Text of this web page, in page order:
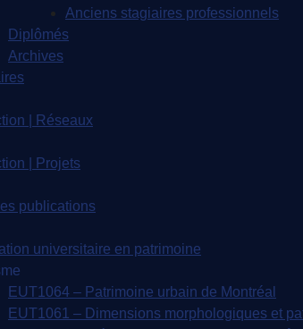
Anciens stagiaires professionnels
Diplômés
Archives
| Réseaux
| Projets
publications
universitaire en patrimoine
EUT1064 – Patrimoine urbain de Montréal
EUT1061 – Dimensions morphologiques et